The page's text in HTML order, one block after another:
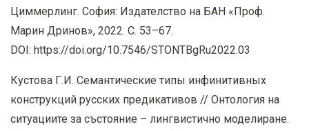
Циммерлинг. София: Издателство на БАН «Проф.
Марин Дринов», 2022. С. 53–67.
DOI: https://doi.org/10.7546/STONTBgRu2022.03
Кустова Г.И. Семантические типы инфинитивных
конструкций русских предикативов // Онтология на
ситуациите за състояние – лингвистично моделиране.